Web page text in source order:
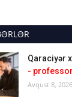
Qaraciyər
- professor
Avqust 8, 2026